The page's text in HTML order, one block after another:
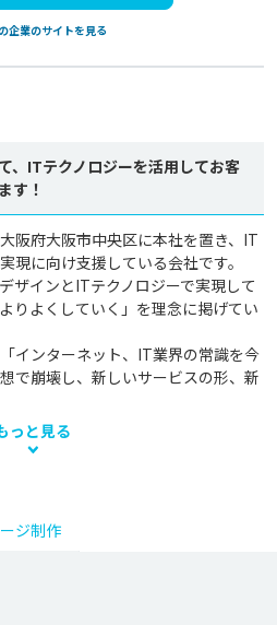
企業のサイトを見る
、ITテクノロジーを活用してお客
す！
阪府大阪市中央区に本社を置き、IT
現に向け支援している会社です。
ザインとITテクノロジーで実現して
りよくしていく」を理念に掲げてい
インターネット、IT業界の常識を今
で崩壊し、新しいサービスの形、新
っと見る
ジ制作